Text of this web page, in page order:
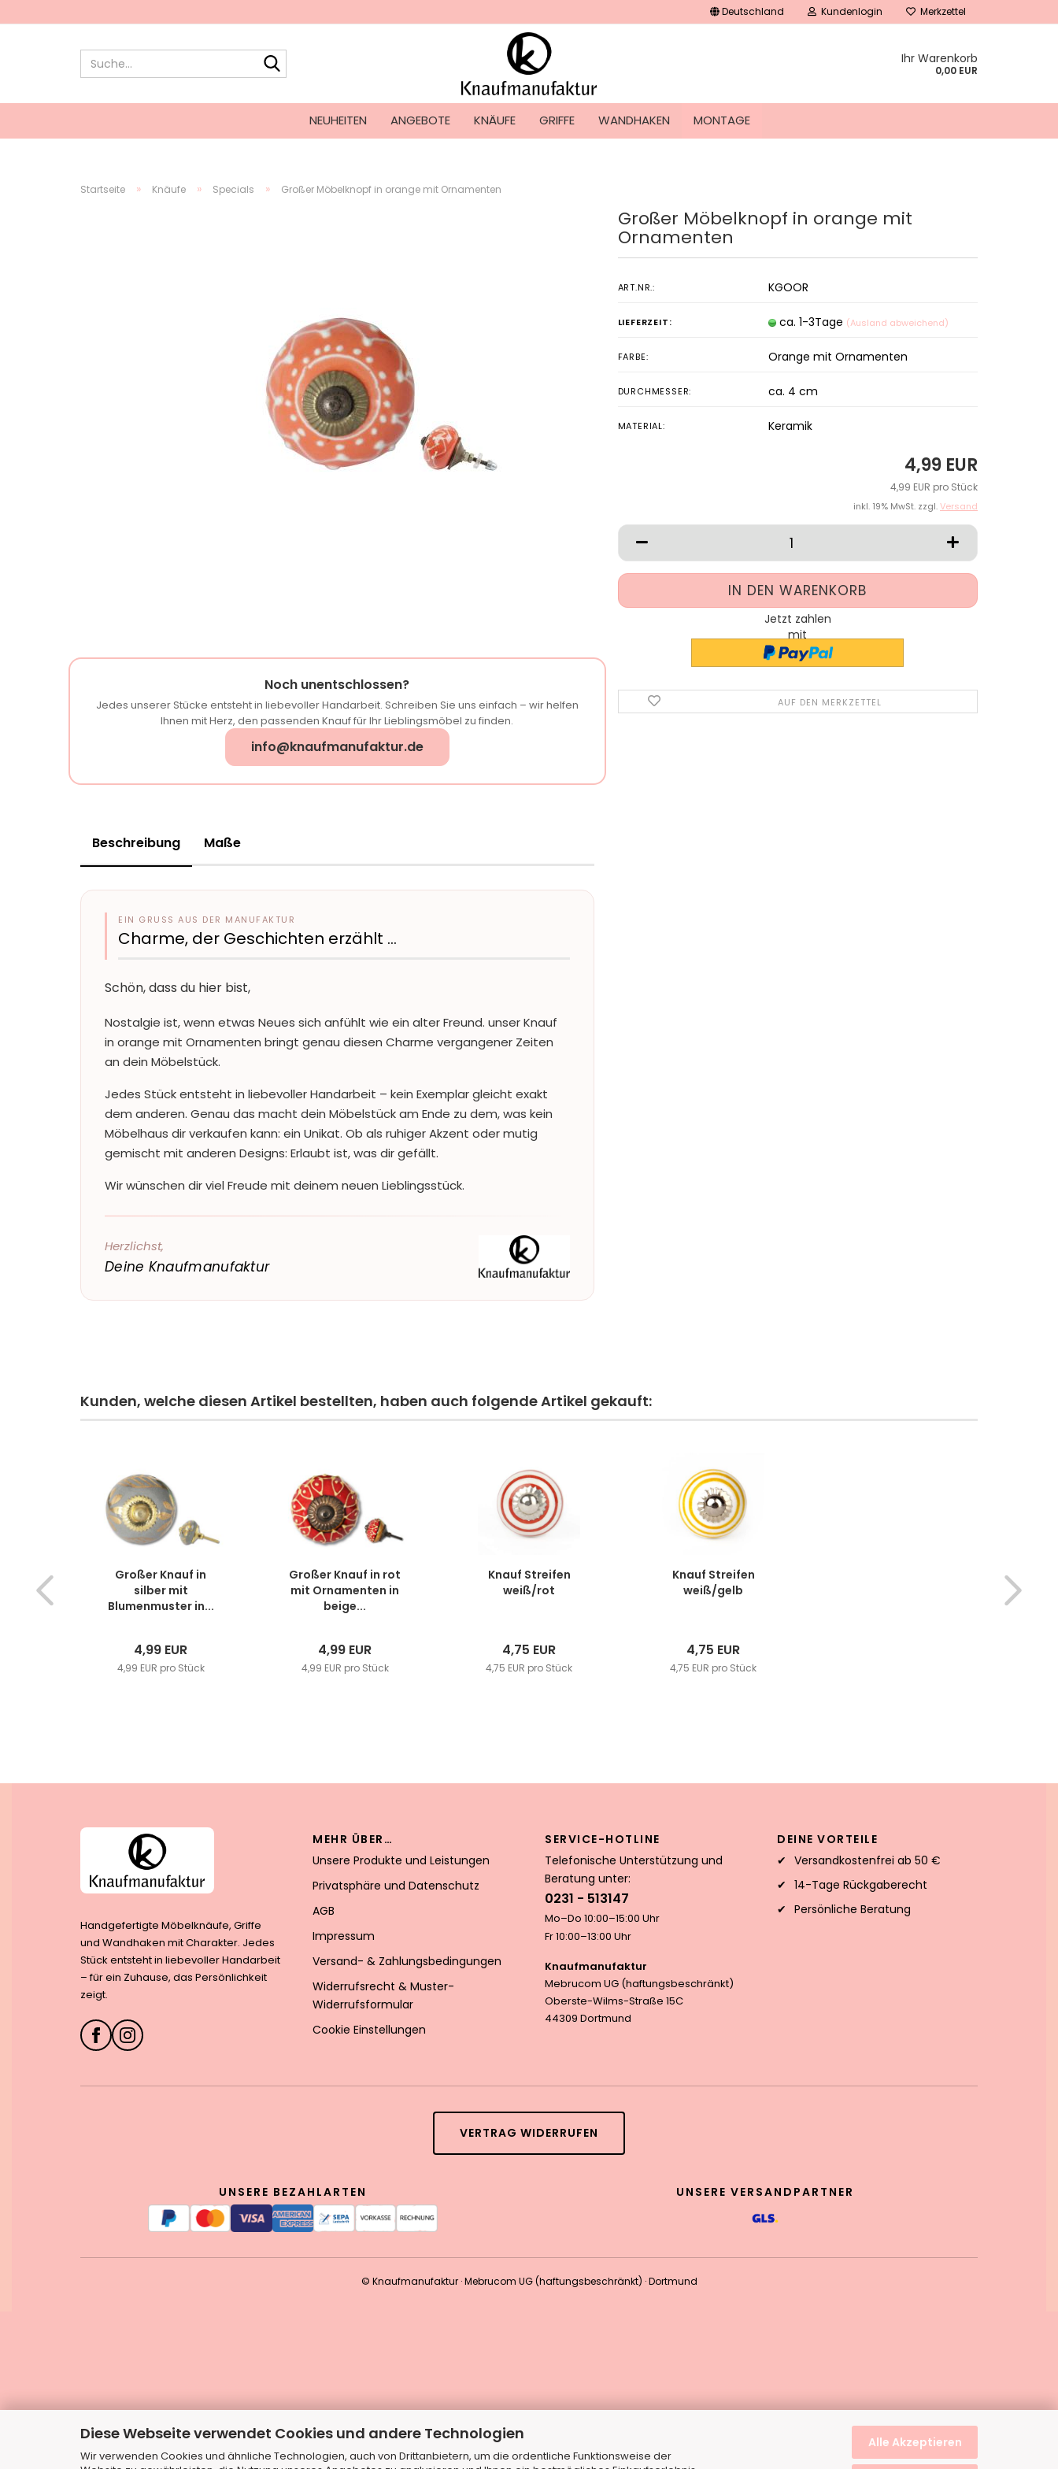
Diese Webseite verwendet Cookies und andere Technologien
Wir verwenden Cookies und ähnliche Technologien, auch von Drittanbietern, um die ordentliche Funktionsweise der
Alle Akzeptieren
Deutschland Kundenlogin
Konto erstellen
Passwort vergessen?
Merkzettel
Ihr Warenkorb
0,00 EUR
NEUHEITEN ANGEBOTE KNÄUFE GRIFFE WANDHAKEN MONTAGE
Startseite » Knäufe » Specials » Großer Möbelknopf in orange mit Ornamenten
Großer Möbelknopf in orange mit
Ornamenten
ART.NR.: KGOOR
LIEFERZEIT: ca. 1-3Tage (Ausland abweichend)
FARBE: Orange mit Ornamenten
DURCHMESSER: ca. 4 cm
MATERIAL: Keramik
4,99 EUR
4,99 EUR pro Stück
inkl. 19% MwSt. zzgl.Versand
Jetzt zahlen
mit
AUF DEN MERKZETTEL
Noch unentschlossen?
Jedes unserer Stücke entsteht in liebevoller Handarbeit. Schreiben Sie uns einfach – wir helfen
Ihnen mit Herz, den passenden Knauf für Ihr Lieblingsmöbel zu finden.
info@knaufmanufaktur.de
Beschreibung Maße
EIN GRUSS AUS DER MANUFAKTUR
Charme, der Geschichten erzählt …
Schön, dass du hier bist,
Nostalgie ist, wenn etwas Neues sich anfühlt wie ein alter Freund. unser Knauf
in orange mit Ornamenten bringt genau diesen Charme vergangener Zeiten
an dein Möbelstück.
Jedes Stück entsteht in liebevoller Handarbeit – kein Exemplar gleicht exakt
dem anderen. Genau das macht dein Möbelstück am Ende zu dem, was kein
Möbelhaus dir verkaufen kann: ein Unikat. Ob als ruhiger Akzent oder mutig
gemischt mit anderen Designs: Erlaubt ist, was dir gefällt.
Wir wünschen dir viel Freude mit deinem neuen Lieblingsstück.
Herzlichst,
Deine Knaufmanufaktur
Kunden, welche diesen Artikel bestellten, haben auch folgende Artikel gekauft:
Großer Knauf in
silber mit
Blumenmuster in...
4,99 EUR
4,99 EUR pro Stück
Großer Knauf in rot
mit Ornamenten in
beige...
4,99 EUR
4,99 EUR pro Stück
Knauf Streifen
weiß/rot
4,75 EUR
4,75 EUR pro Stück
Knauf Streifen
weiß/gelb
4,75 EUR
4,75 EUR pro Stück
Handgefertigte Möbelknäufe, Griffe
und Wandhaken mit Charakter. Jedes
Stück entsteht in liebevoller Handarbeit
– für ein Zuhause, das Persönlichkeit
zeigt.
MEHR ÜBER…
Unsere Produkte und Leistungen
Privatsphäre und Datenschutz
AGB
Impressum
Versand- & Zahlungsbedingungen
Widerrufsrecht & Muster-
Widerrufsformular
Cookie Einstellungen
SERVICE-HOTLINE
Telefonische Unterstützung und
Beratung unter:
0231 - 513147
Mo–Do 10:00–15:00 Uhr
Fr 10:00–13:00 Uhr
Knaufmanufaktur
Mebrucom UG (haftungsbeschränkt)
Oberste-Wilms-Straße 15C
44309 Dortmund
DEINE VORTEILE
Versandkostenfrei ab 50 €
14-Tage Rückgaberecht
Persönliche Beratung
VERTRAG WIDERRUFEN
UNSERE BEZAHLARTEN UNSERE VERSANDPARTNER
© Knaufmanufaktur · Mebrucom UG (haftungsbeschränkt) · Dortmund